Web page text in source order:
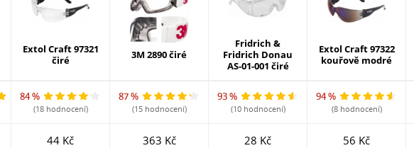
Extol Craft 97321
čiré
3M 2890 čiré
Fridrich &
Fridrich Donau
AS-01-001 čiré
Extol Craft 97322
kouřově modré
84 %
(18 hodnocení)
87 %
(15 hodnocení)
93 %
(10 hodnocení)
94 %
(8 hodnocení)
44 Kč 363 Kč 28 Kč 56 Kč